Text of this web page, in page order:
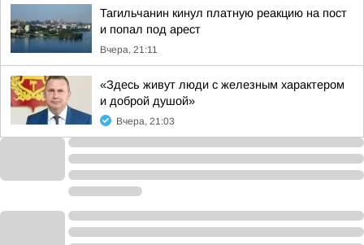
Тагильчанин кинул платную реакцию на пост
и попал под арест
Вчера, 21:11
«Здесь живут люди с железным характером
и доброй душой»
Вчера, 21:03